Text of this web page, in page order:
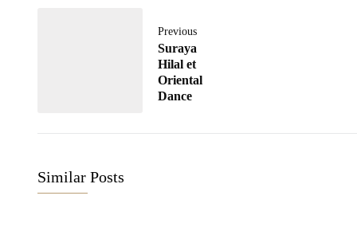
Previous
Suraya
Hilal et
Oriental
Dance
Similar Posts